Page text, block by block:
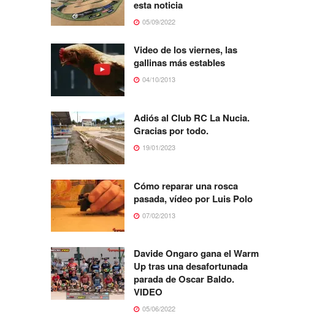
esta noticia
05/09/2022
Video de los viernes, las
gallinas más estables
04/10/2013
Adiós al Club RC La Nucia.
Gracias por todo.
19/01/2023
Cómo reparar una rosca
pasada, vídeo por Luis Polo
07/02/2013
Davide Ongaro gana el Warm
Up tras una desafortunada
parada de Oscar Baldo.
VIDEO
05/06/2022